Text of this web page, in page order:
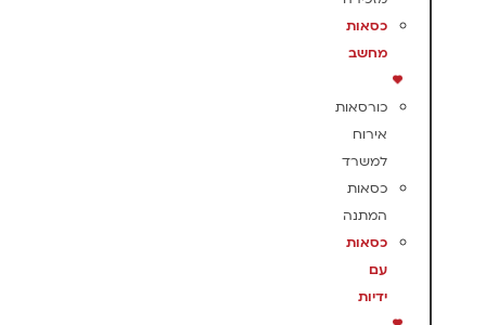
כסאות
מחשב
כורסאות
אירוח
למשרד
כסאות
המתנה
כסאות
עם
ידיות